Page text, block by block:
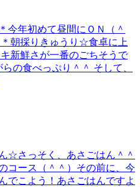
今年初めて昼間にＯＮ（＾
朝採りきゅうり☆食卓に上
新鮮さが一番のごちそうで
の食べっぷり＾＾ そして、
☆さっそく、あさごはん＾＾
コース（＾＾）その前に、今
でこよう！あさごはんですよ